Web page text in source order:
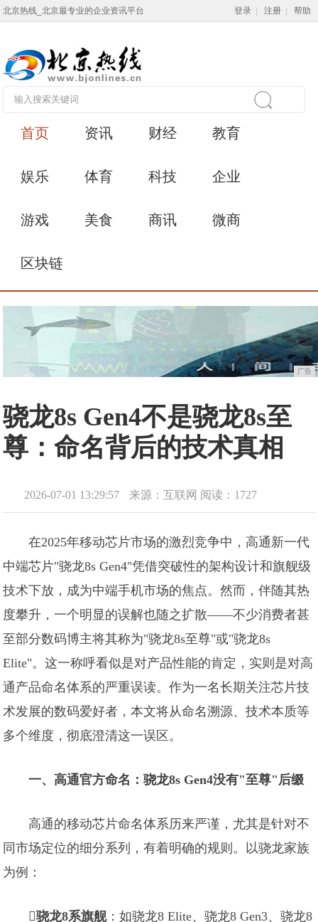
北京热线_北京最专业的企业资讯平台 登录 注册 帮助
首页 资讯 财经 教育
娱乐 体育 科技 企业
游戏 美食 商讯 微商
区块链
广告
骁龙8s Gen4不是骁龙8s至
尊：命名背后的技术真相
2026-07-01 13:29:57 来源：互联网 阅读：1727
在2025年移动芯片市场的激烈竞争中，高通新一代
中端芯片"骁龙8s Gen4"凭借突破性的架构设计和旗舰级
技术下放，成为中端手机市场的焦点。然而，伴随其热
度攀升，一个明显的误解也随之扩散——不少消费者甚
至部分数码博主将其称为"骁龙8s至尊"或"骁龙8s
Elite"。这一称呼看似是对产品性能的肯定，实则是对高
通产品命名体系的严重误读。作为一名长期关注芯片技
术发展的数码爱好者，本文将从命名溯源、技术本质等
多个维度，彻底澄清这一误区。
一、高通官方命名：骁龙8s Gen4没有"至尊"后缀
高通的移动芯片命名体系历来严谨，尤其是针对不
同市场定位的细分系列，有着明确的规则。以骁龙家族
为例：
骁龙8系旗舰：如骁龙8 Elite、骁龙8 Gen3、骁龙8